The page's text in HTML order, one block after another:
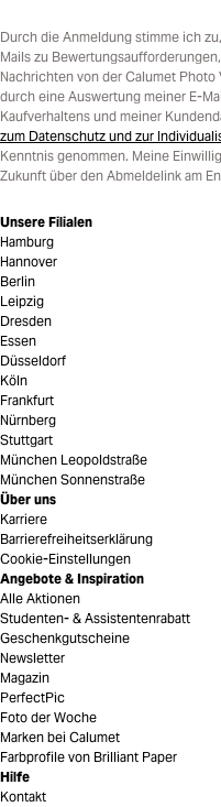
Durch die Anmeldung stimme ich
Mails zu
Nachrichten von der Calumet
durch eine Auswertung meiner E-
Kaufverhaltens und meiner
zum Datenschutz und zur
Kenntnis genommen. Meine
Zukunft über den Abmeldelink am
Unsere Filialen
Hamburg
Hannover
Berlin
Leipzig
Dresden
Essen
Düsseldorf
Köln
Frankfurt
Nürnberg
Stuttgart
München Leopoldstraße
München Sonnenstraße
Über uns
Karriere
Barrierefreiheitserklärung
Cookie-Einstellungen
Angebote & Inspiration
Alle Aktionen
Studenten- & Assistentenrabatt
Geschenkgutscheine
Newsletter
Magazin
PerfectPic
Foto der Woche
Marken bei Calumet
Farbprofile von Brilliant Paper
Hilfe
Kontakt